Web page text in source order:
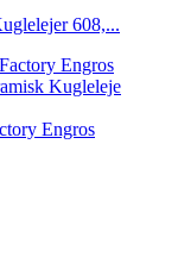
608,...
Engros